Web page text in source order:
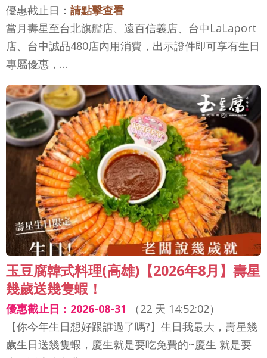
優惠截止日： 請點擊查看
當月壽星至台北旗艦店、遠百信義店、台中LaLaport
店、台中誠品480店內用消費，出示證件即可享有生日
專屬優惠，…
玉豆腐韓式料理(高雄)【2026年8月】壽星
幾歲送幾隻蝦！
優惠截止日：2026-08-31 （22 天 14:52:00）
【你今年生日想好跟誰過了嗎?】生日我最大，壽星幾
歲生日送幾隻蝦，慶生就是要吃免費的~慶生 就是要